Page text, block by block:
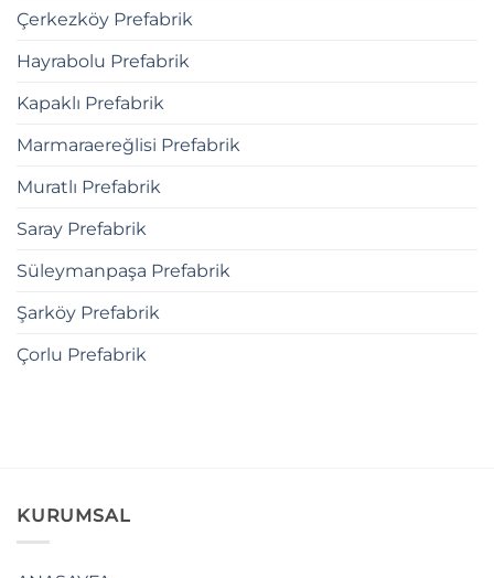
Çerkezköy Prefabrik
Hayrabolu Prefabrik
Kapaklı Prefabrik
Marmaraereğlisi Prefabrik
Muratlı Prefabrik
Saray Prefabrik
Süleymanpaşa Prefabrik
Şarköy Prefabrik
Çorlu Prefabrik
KURUMSAL